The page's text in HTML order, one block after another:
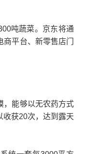
吨蔬菜。京东将通
平台、新零售店门
，能够以无农药方式
收获20次，达到露天